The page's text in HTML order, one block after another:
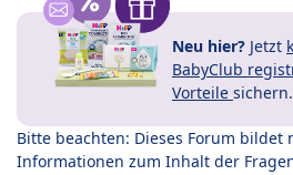
Neu hier? Jetzt
BabyClub
Vorteile sichern.
Bitte beachten: Dieses Forum bildet
Informationen zum Inhalt der